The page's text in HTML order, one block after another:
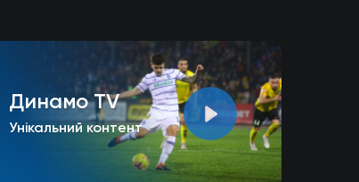
Динамо TV
Унікальний контент